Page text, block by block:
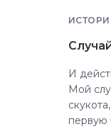
И
Мой
первую